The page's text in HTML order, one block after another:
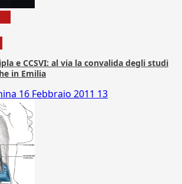
e CCSVI: al via la convalida degli studi
in Emilia
16 Febbraio 2011 13